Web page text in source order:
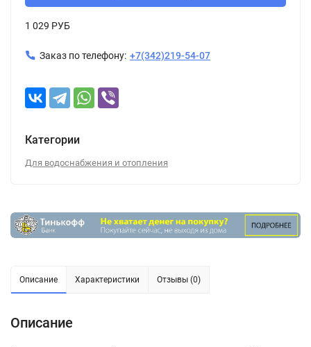
1 029 РУБ
Заказ по телефону: +7(342)219-54-07
Категории
Для водоснабжения и отопления
Описание Характеристики Отзывы (0)
Описание